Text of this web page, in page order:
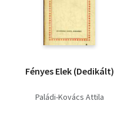
Fényes Elek (Dedikált)
Paládi-Kovács Attila